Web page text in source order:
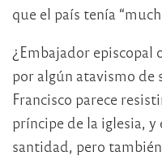
que el país tenía
¿Embajador episcopal
por algún atavismo de
Francisco parece
príncipe de la iglesia, y
santidad, pero